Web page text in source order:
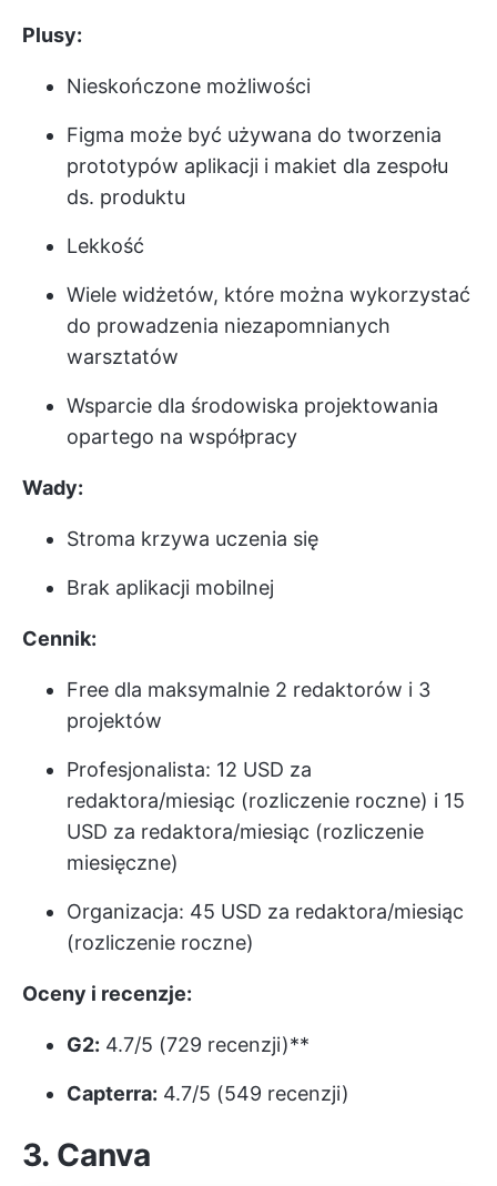
Plusy:
Nieskończone możliwości
Figma może być używana do tworzenia
prototypów aplikacji i makiet dla zespołu
ds. produktu
Lekkość
Wiele widżetów, które można wykorzystać
do prowadzenia niezapomnianych
warsztatów
Wsparcie dla środowiska projektowania
opartego na współpracy
Wady:
Stroma krzywa uczenia się
Brak aplikacji mobilnej
Cennik:
Free dla maksymalnie 2 redaktorów i 3
projektów
Profesjonalista: 12 USD za
redaktora/miesiąc (rozliczenie roczne) i 15
USD za redaktora/miesiąc (rozliczenie
miesięczne)
Organizacja: 45 USD za redaktora/miesiąc
(rozliczenie roczne)
Oceny i recenzje:
G2: 4.7/5 (729 recenzji)**
Capterra: 4.7/5 (549 recenzji)
3. Canva